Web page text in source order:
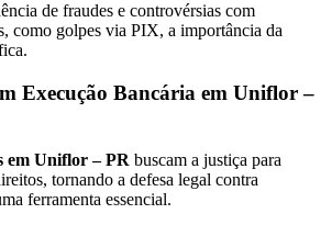
de fraudes e controvérsias com
como golpes via PIX, a importância da
Execução Bancária em Uniflor –
em Uniflor – PR buscam a justiça para
tornando a defesa legal contra
ferramenta essencial.